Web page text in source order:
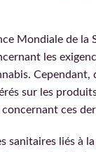
Mondiale de la
les
Cependant,
sur les
ces
sanitaires liés à